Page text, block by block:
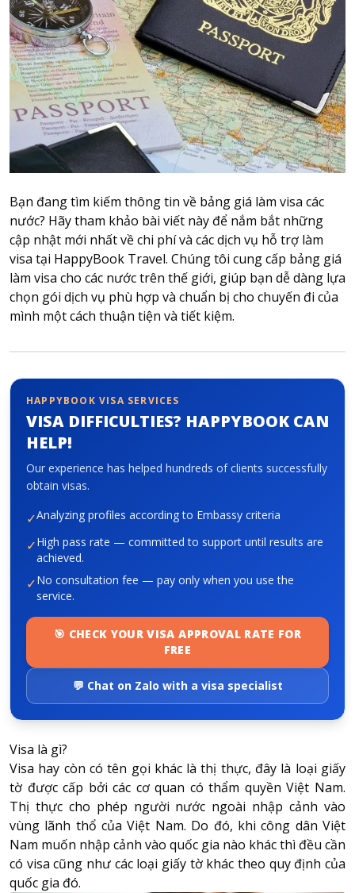
Travel SIM
Vietnam travel SIM
International travel SIM
Tours
Domestic tours
International Tours
For you
Register as a collaborator
Payment instructions
Instructions for booking tickets
Transfer information
Privacy Policy
About HappyBook
About us
News
Contact us
Bạn đang tìm kiếm thông tin về bảng giá làm visa các
nước? Hãy tham khảo bài viết này để nắm bắt những
cập nhật mới nhất về chi phí và các dịch vụ hỗ trợ làm
visa tại HappyBook Travel. Chúng tôi cung cấp bảng giá
làm visa cho các nước trên thế giới, giúp bạn dễ dàng lựa
chọn gói dịch vụ phù hợp và chuẩn bị cho chuyến đi của
mình một cách thuận tiện và tiết kiệm.
HAPPYBOOK VISA SERVICES
VISA DIFFICULTIES? HAPPYBOOK CAN
HELP!
Our experience has helped hundreds of clients successfully
obtain visas.
✓Analyzing profiles according to Embassy criteria
✓High pass rate — committed to support until results are
achieved.
✓No consultation fee — pay only when you use the
service.
🎯 CHECK YOUR VISA APPROVAL RATE FOR
FREE
💬 Chat on Zalo with a visa specialist
Visa là gì?
Visa hay còn có tên gọi khác là thị thực, đây là loại giấy
tờ được cấp bởi các cơ quan có thẩm quyền Việt Nam.
Thị thực cho phép người nước ngoài nhập cảnh vào
vùng lãnh thổ của Việt Nam. Do đó, khi công dân Việt
Nam muốn nhập cảnh vào quốc gia nào khác thì đều cần
có visa cũng như các loại giấy tờ khác theo quy định của
quốc gia đó.